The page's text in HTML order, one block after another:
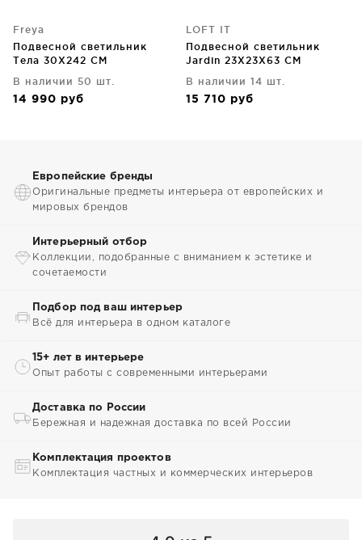
Freya
Подвесной светильник
Tела 30X242 CM
В наличии 50 шт.
14 990 руб
LOFT IT
Подвесной светильник
Jardin 23X23X63 CM
В наличии 14 шт.
15 710 руб
Европейские бренды
Оригинальные предметы интерьера от европейских и
мировых брендов
Интерьерный отбор
Коллекции, подобранные с вниманием к эстетике и
сочетаемости
Подбор под ваш интерьер
Всё для интерьера в одном каталоге
15+ лет в интерьере
Опыт работы с современными интерьерами
Доставка по России
Бережная и надежная доставка по всей России
Комплектация проектов
Комплектация частных и коммерческих интерьеров